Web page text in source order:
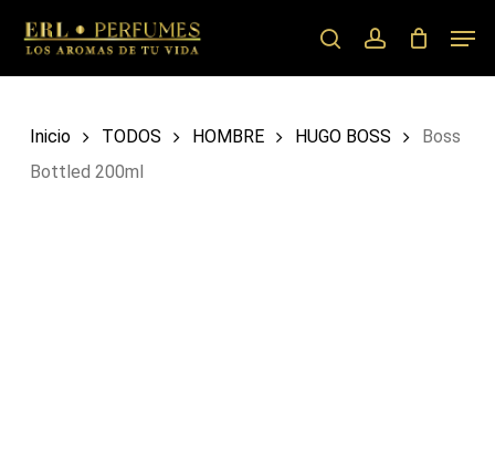
main
searchaccount
Inicio TODOS HOMBRE HUGO BOSS
Boss
Bottled 200ml